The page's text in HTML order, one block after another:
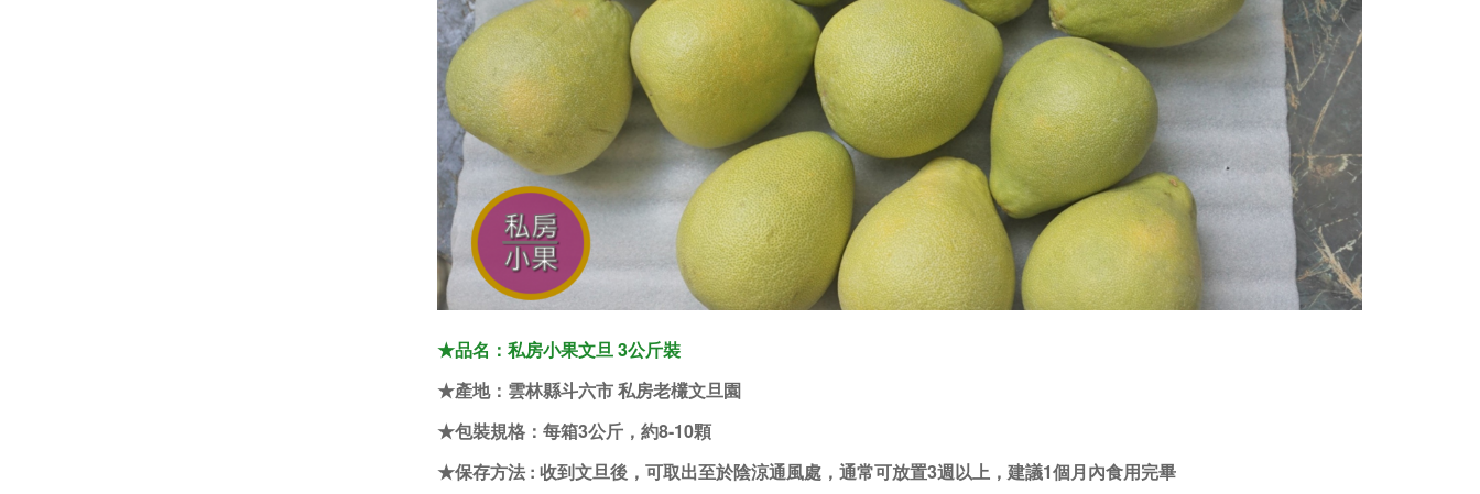
★品名 ：私房小果文旦 3公斤裝
★產地：雲林縣斗六市 私房老欉文旦園
★包裝規格：每箱3公斤，約8-10顆
★保存方法 : 收到文旦後，可取出至於陰涼通風處，通常可放置3週以上，建議1個月內食用完畢